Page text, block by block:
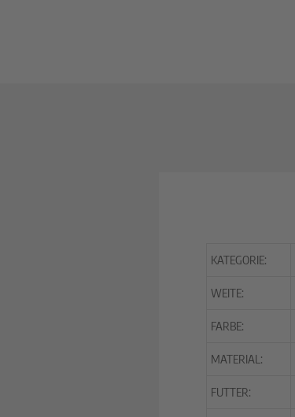
KATEGORIE:
WEITE:
FARBE:
MATERIAL:
FUTTER: